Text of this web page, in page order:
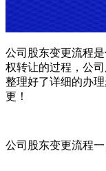
公司股东变更流程
权转让的过程，公
整理好了详细的办
更！
公司股东变更流程